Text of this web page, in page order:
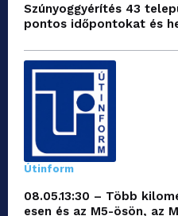
Szúnyoggyérítés 43
pontos időpontokat és
Útinform
08.05.13:30 – Több
esen és az M5-ösön, az